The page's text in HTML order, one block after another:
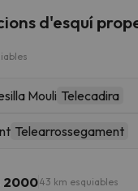
d'esquí
Mouli Telecadira
Telearrossegament
200043 km esquiables